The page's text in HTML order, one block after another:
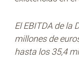
El EBITDA de la
millones de
hasta los 35,4